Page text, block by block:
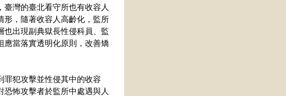
灣的臺北看守所也有收容人
形，隨著收容人高齡化，監所
也出現副典獄長性侵科員、監
應當落實透明化原則，改善矯
罪犯攻擊並性侵其中的收容
怖攻擊者於監所中處遇與人